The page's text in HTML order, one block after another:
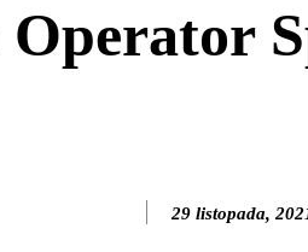
29 listopada,